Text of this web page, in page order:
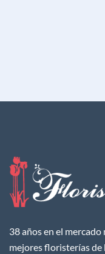
38 años en el
mejores floristerías de